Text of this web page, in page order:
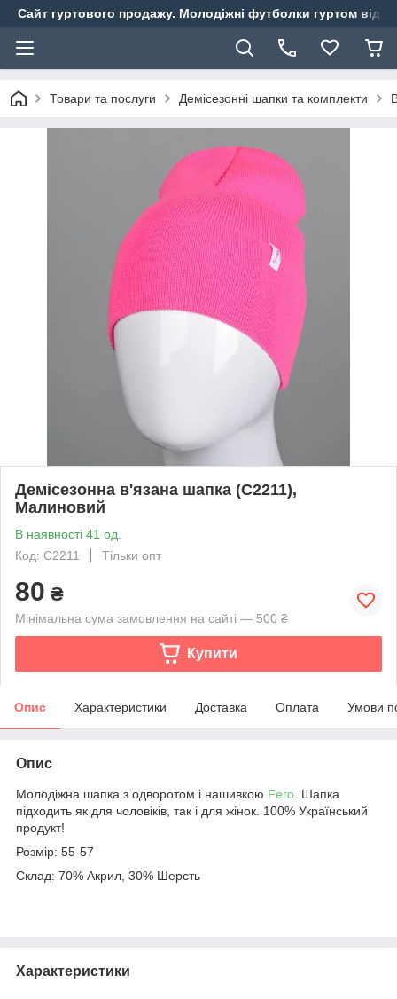
Сайт гуртового продажу. Молодіжні футболки гуртом від
Товари та послуги Демісезонні шапки та комплекти
Демісезонна в'язана шапка (С2211),
Малиновий
В наявності 41 од.
Код: С2211
Тільки опт
80 ₴
Мінімальна сума замовлення на сайті — 500 ₴
Купити
Опис Характеристики Доставка Оплата Умови
Опис
Молодіжна шапка з одворотом і нашивкою Fero . Шапка
підходить як для чоловіків, так і для жінок. 100% Український
продукт!
Розмір: 55-57
Склад: 70% Акрил, 30% Шерсть
Характеристики